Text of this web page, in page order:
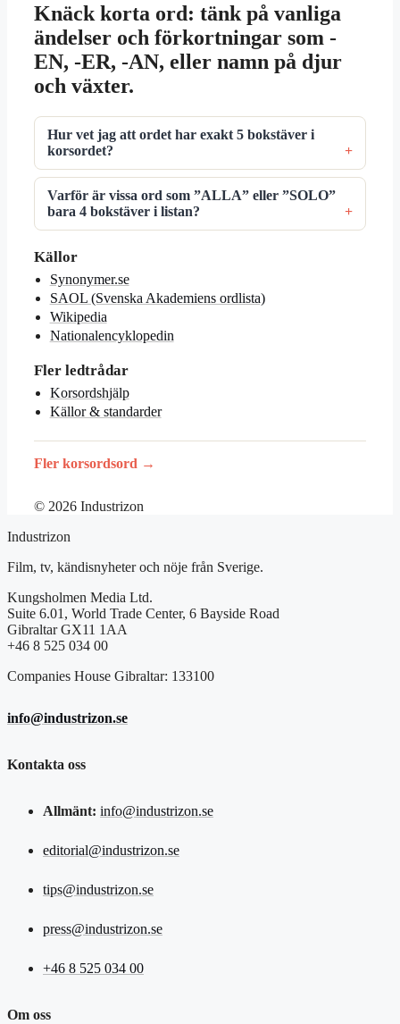
Knäck korta ord: tänk på vanliga
ändelser och förkortningar som -
EN, -ER, -AN, eller namn på djur
och växter.
Hur vet jag att ordet har exakt 5 bokstäver i
korsordet?
Varför är vissa ord som ”ALLA” eller ”SOLO”
bara 4 bokstäver i listan?
Källor
Synonymer.se
SAOL (Svenska Akademiens ordlista)
Wikipedia
Nationalencyklopedin
Fler ledtrådar
Korsordshjälp
Källor & standarder
Fler korsordsord →
© 2026 Industrizon
Industrizon
Film, tv, kändisnyheter och nöje från Sverige.
Kungsholmen Media Ltd.
Suite 6.01, World Trade Center, 6 Bayside Road
Gibraltar GX11 1AA
+46 8 525 034 00
Companies House Gibraltar: 133100
info@industrizon.se
Kontakta oss
Allmänt: info@industrizon.se
editorial@industrizon.se
tips@industrizon.se
press@industrizon.se
+46 8 525 034 00
Om oss